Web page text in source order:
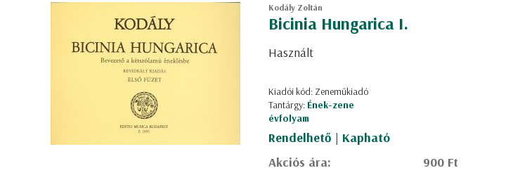
Kodály Zoltán
Bicinia Hungarica I.
Használt
Kiadói kód: Zeneműkiadó
Tantárgy: Ének-zene
évfolyam
Rendelhető | Kapható
Akciós ára:
900 Ft